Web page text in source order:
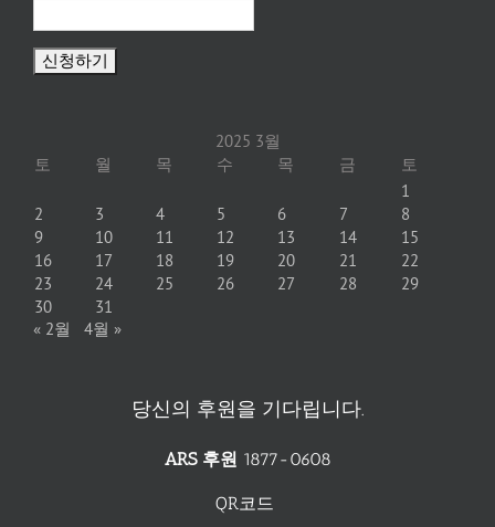
2025 3월
토 월 목 수 목 금 토
1
2
3 4 5 6 7
8
9
10 11 12 13 14
15
16
17 18 19 20 21
22
23
24 25 26 27 28
29
30
31
« 2월
4월 »
당신의 후원을 기다립니다.
ARS 후원 1877-0608
QR코드